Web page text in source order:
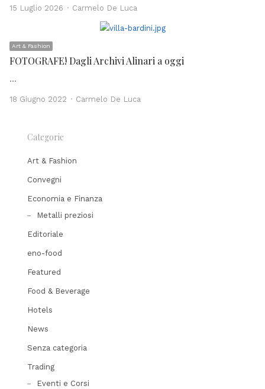
15 Luglio 2026 Author
Carmelo De Luca
Art & Fashion
FOTOGRAFE! Dagli Archivi Alinari a oggi
…
18 Giugno 2022 Author
Carmelo De Luca
Categorie
Art & Fashion
Convegni
Economia e Finanza
Metalli preziosi
Editoriale
eno-food
Featured
Food & Beverage
Hotels
News
Senza categoria
Trading
Eventi e Corsi